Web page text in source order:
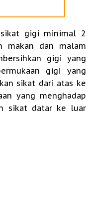
gigi minimal 2
makan dan malam
gigi yang
gigi yang
sikat dari atas ke
yang menghadap
sikat datar ke luar